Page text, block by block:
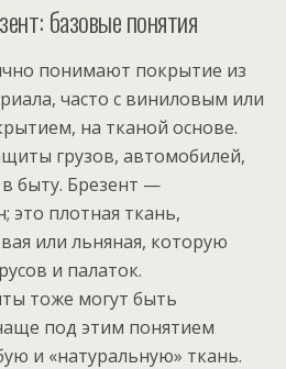
базовые понятия
понимают покрытие из
часто с виниловым или
на тканой основе.
грузов, автомобилей,
быту. Брезент —
это плотная ткань,
или льняная, которую
и палаток.
тоже могут быть
под этим понятием
и «натуральную» ткань.